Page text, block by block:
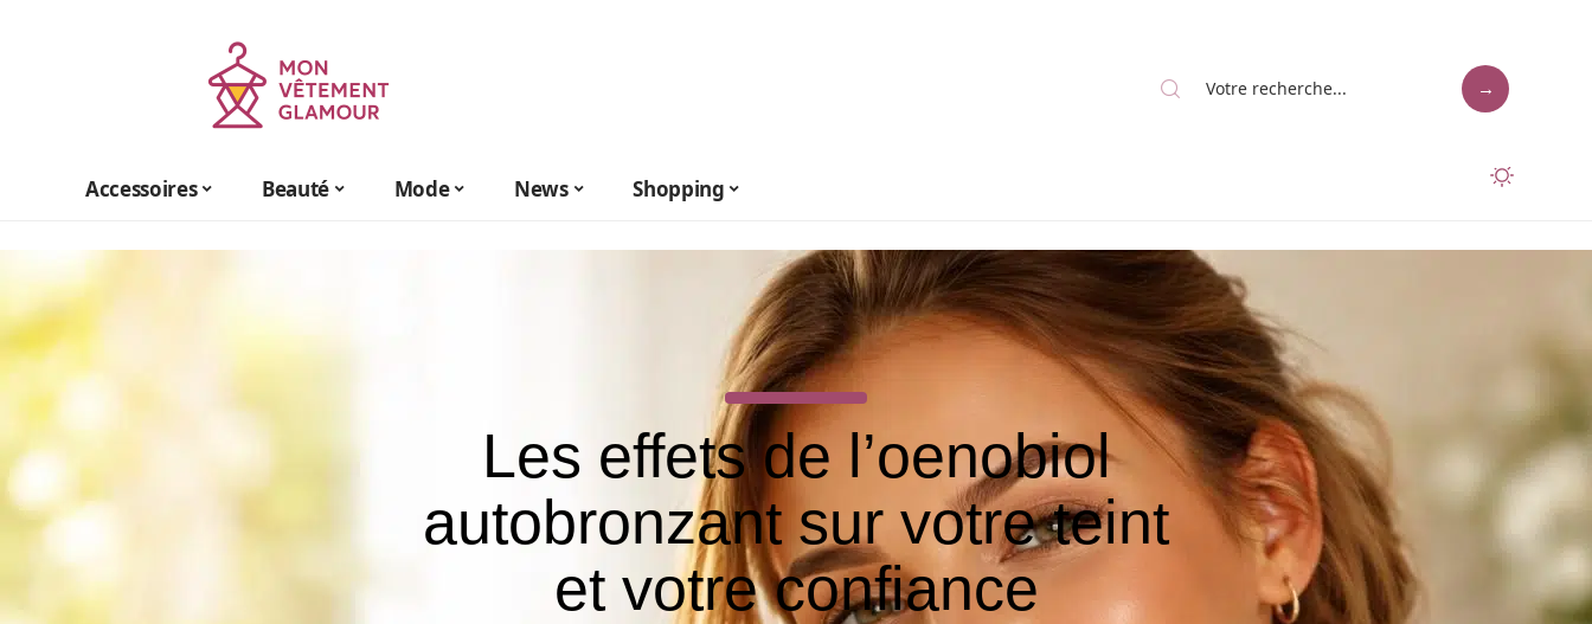
Accessoires Beauté Mode News Shopping
Les effets de l’oenobiol
autobronzant sur votre teint
et votre confiance